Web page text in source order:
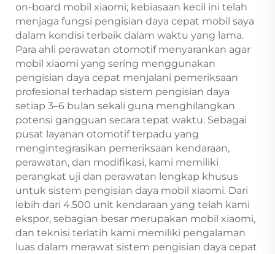
on-board mobil xiaomi; kebiasaan kecil ini telah
menjaga fungsi pengisian daya cepat mobil saya
dalam kondisi terbaik dalam waktu yang lama.
Para ahli perawatan otomotif menyarankan agar
mobil xiaomi yang sering menggunakan
pengisian daya cepat menjalani pemeriksaan
profesional terhadap sistem pengisian daya
setiap 3–6 bulan sekali guna menghilangkan
potensi gangguan secara tepat waktu. Sebagai
pusat layanan otomotif terpadu yang
mengintegrasikan pemeriksaan kendaraan,
perawatan, dan modifikasi, kami memiliki
perangkat uji dan perawatan lengkap khusus
untuk sistem pengisian daya mobil xiaomi. Dari
lebih dari 4.500 unit kendaraan yang telah kami
ekspor, sebagian besar merupakan mobil xiaomi,
dan teknisi terlatih kami memiliki pengalaman
luas dalam merawat sistem pengisian daya cepat